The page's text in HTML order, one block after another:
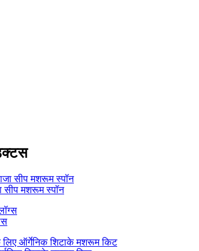
सीप मशरूम स्पॉन